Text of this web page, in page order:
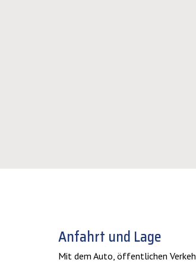
Anfahrt und Lage
Mit dem Auto, öffentlichen